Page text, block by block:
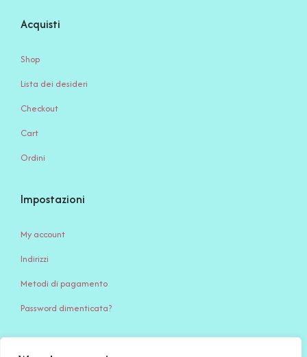
Acquisti
Shop
Lista dei desideri
Checkout
Cart
Ordini
Impostazioni
My account
Indirizzi
Metodi di pagamento
Password dimenticata?